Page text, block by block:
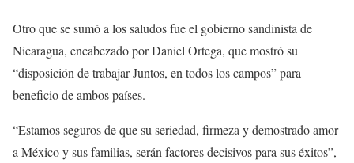
Otro que se sumó a los saludos fue el gobierno sandinista de
Nicaragua, encabezado por Daniel Ortega, que mostró su
“disposición de trabajar Juntos, en todos los campos” para
beneficio de ambos países.
“Estamos seguros de que su seriedad, firmeza y demostrado amor
a México y sus familias, serán factores decisivos para sus éxitos”,